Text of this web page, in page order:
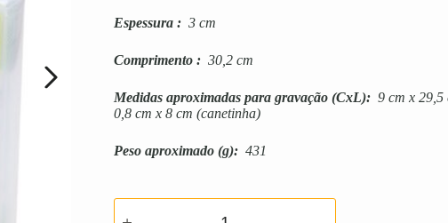
Espessura : 3 cm
Comprimento : 30,2 cm
Medidas aproximadas para gravação (CxL): 9 cm x 29,5
0,8 cm x 8 cm (canetinha)
Peso aproximado (g): 431